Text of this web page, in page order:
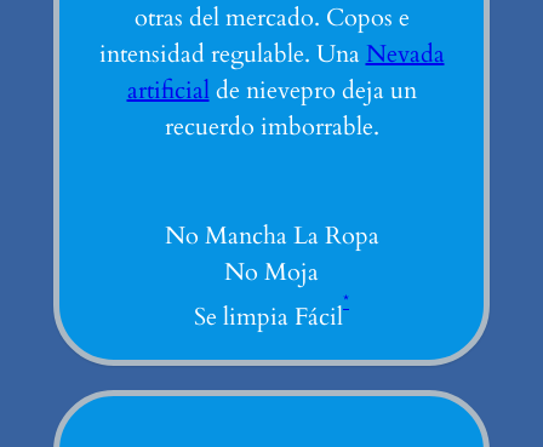
otras del mercado. Copos e
intensidad regulable. Una Nevada
artificialde nievepro deja un
recuerdo imborrable.
No Mancha La Ropa
No Moja
Se limpia Fácil*